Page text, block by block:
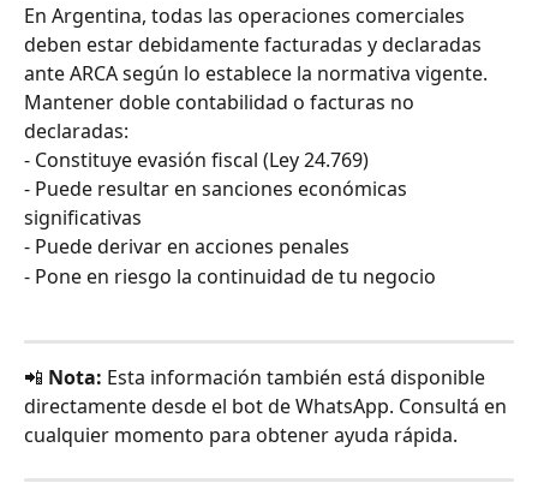
En Argentina, todas las operaciones comerciales
deben estar debidamente facturadas y declaradas
ante ARCA según lo establece la normativa vigente.
Mantener doble contabilidad o facturas no
declaradas:
- Constituye evasión fiscal (Ley 24.769)
- Puede resultar en sanciones económicas
significativas
- Puede derivar en acciones penales
- Pone en riesgo la continuidad de tu negocio
📲 Nota: Esta información también está disponible
directamente desde el bot de WhatsApp. Consultá en
cualquier momento para obtener ayuda rápida.